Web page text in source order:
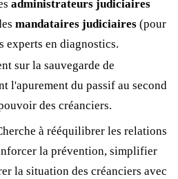
administrateurs judiciaires
mandataires judiciaires (pour
experts en diagnostics.
sur la sauvegarde de
l'apurement du passif au second
des créanciers.
à rééquilibrer les relations
la prévention, simplifier
la situation des créanciers avec